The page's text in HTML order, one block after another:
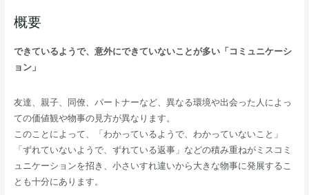
概要
できているようで、意外にできていないことが多い「コミュニケーシ
ョン」
友達、親子、同僚、パートナーなど、異なる環境や出会った人によっ
ての価値観や物事の見方が異なります。
このことによって、「わかっているようで、わかっていないこと」
「ずれていないようで、ずれている返事」などの積み重ねがミスコミ
ュニケーションを招き、小さいすれ違いから大きな物事に発展するこ
とも十分にあります。